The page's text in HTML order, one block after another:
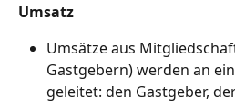
Umsatz
Umsätze aus
Gastgebern) werden an
geleitet: den Gastgeber,